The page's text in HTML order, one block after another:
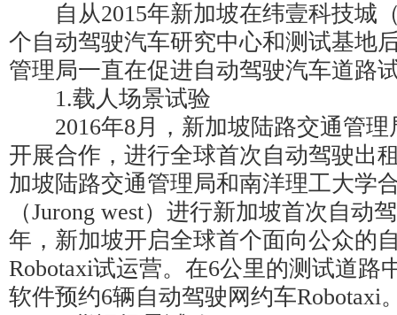
自从2015年新加坡在纬壹科技城（
个自动驾驶汽车研究中心和测试基地
管理局一直在促进自动驾驶汽车道路
1.载人场景试验
2016年8月，新加坡陆路交通管理
开展合作，进行全球首次自动驾驶出
加坡陆路交通管理局和南洋理工大学
（Jurong west）进行新加坡首次自动
年，新加坡开启全球首个面向公众的
Robotaxi试运营。在6公里的测试道路
软件预约6辆自动驾驶网约车Robotaxi